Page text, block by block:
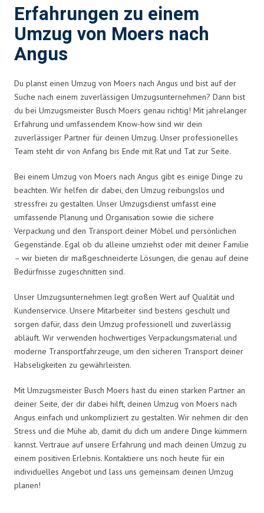
Erfahrungen zu einem
Umzug von Moers nach
Angus
Du planst einen Umzug von Moers nach Angus und bist auf der
Suche nach einem zuverlässigen Umzugsunternehmen? Dann bist
du bei Umzugsmeister Busch Moers genau richtig! Mit jahrelanger
Erfahrung und umfassendem Know-how sind wir dein
zuverlässiger Partner für deinen Umzug. Unser professionelles
Team steht dir von Anfang bis Ende mit Rat und Tat zur Seite.
Bei einem Umzug von Moers nach Angus gibt es einige Dinge zu
beachten. Wir helfen dir dabei, den Umzug reibungslos und
stressfrei zu gestalten. Unser Umzugsdienst umfasst eine
umfassende Planung und Organisation sowie die sichere
Verpackung und den Transport deiner Möbel und persönlichen
Gegenstände. Egal ob du alleine umziehst oder mit deiner Familie
– wir bieten dir maßgeschneiderte Lösungen, die genau auf deine
Bedürfnisse zugeschnitten sind.
Unser Umzugsunternehmen legt großen Wert auf Qualität und
Kundenservice. Unsere Mitarbeiter sind bestens geschult und
sorgen dafür, dass dein Umzug professionell und zuverlässig
abläuft. Wir verwenden hochwertiges Verpackungsmaterial und
moderne Transportfahrzeuge, um den sicheren Transport deiner
Habseligkeiten zu gewährleisten.
Mit Umzugsmeister Busch Moers hast du einen starken Partner an
deiner Seite, der dir dabei hilft, deinen Umzug von Moers nach
Angus einfach und unkompliziert zu gestalten. Wir nehmen dir den
Stress und die Mühe ab, damit du dich um andere Dinge kümmern
kannst. Vertraue auf unsere Erfahrung und mach deinen Umzug zu
einem positiven Erlebnis. Kontaktiere uns noch heute für ein
individuelles Angebot und lass uns gemeinsam deinen Umzug
planen!